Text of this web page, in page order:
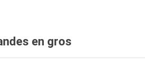
en gros